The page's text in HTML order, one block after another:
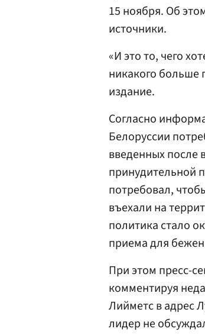
15 ноября. Об
источники.
«И это то, чего
никакого больше
издание.
Согласно
Белоруссии
введенных после
принудительной
потребовал,
въехали на
политика стало
приема для
При этом пресс-
комментируя
Лийметс в адрес
лидер не